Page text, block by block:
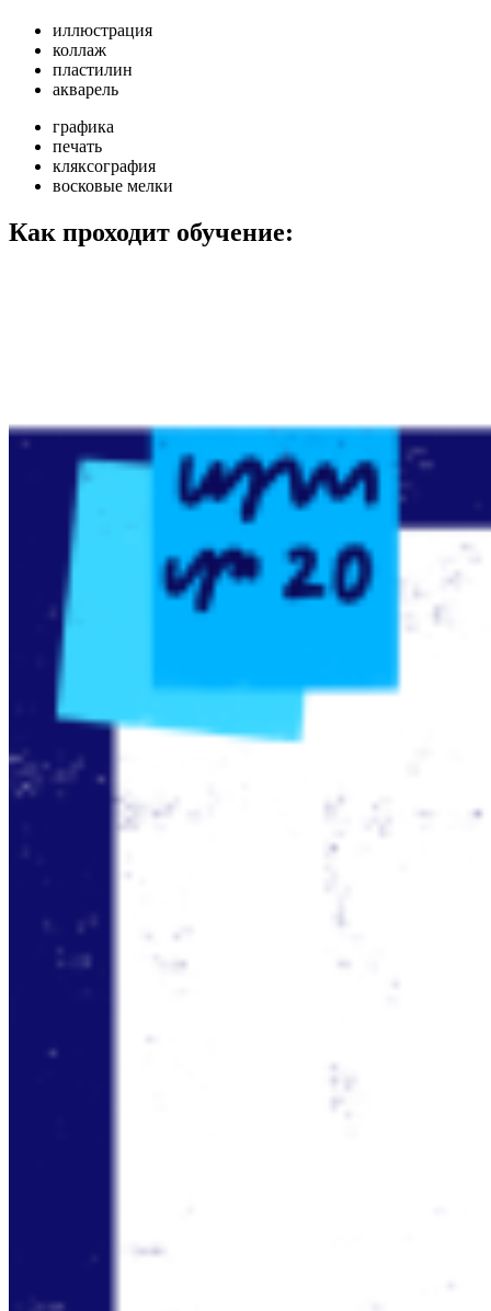
иллюстрация
коллаж
пластилин
акварель
графика
печать
кляксография
восковые мелки
Как проходит обучение: